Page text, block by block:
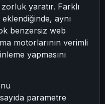
yaratır. Farklı
aynı
benzersiz web
motorlarının verimli
yapmasını
parametre